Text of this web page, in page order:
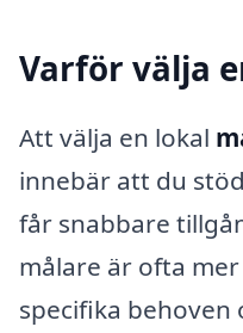
Varför välja
Att välja en lokal
innebär att du
får snabbare
målare är ofta
specifika behoven